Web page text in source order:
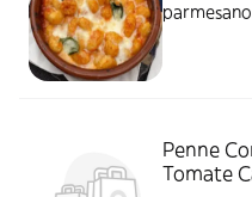
Penne
Tomate